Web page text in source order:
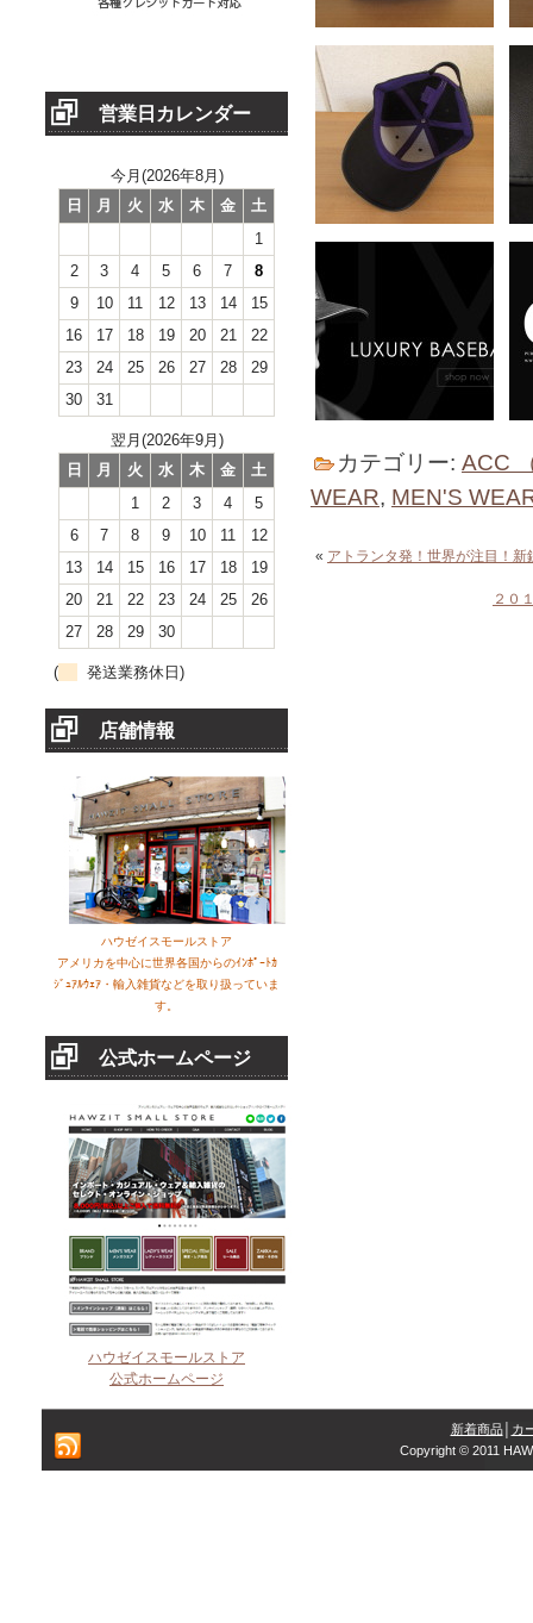
営業日カレンダー
今月(2026年8月)
日
月 火 水 木 金
土
1
2
3 4 5 6 7
8
9
10 11 12 13 14
15
16
17 18 19 20 21
22
23
24 25 26 27 28
29
30
31
翌月(2026年9月)
日
月 火 水 木 金
土
1
2 3 4
5
6
7 8 9 10 11
12
13
14 15 16 17 18
19
20
21 22 23 24 25
26
27
28 29 30
( 発送業務休日)
店舗情報
ハウゼイスモールストア
アメリカを中心に世界各国からのｲﾝﾎﾟｰﾄｶ
ｼﾞｭｱﾙｳｪｱ・輸入雑貨などを取り扱っていま
す。
公式ホームページ
ハウゼイスモールストア
公式ホームページ
カテゴリー: ACC
WEAR, MEN'S
« アトランタ発！世界が注目！
２０
新着商品│
カ
Copyright © 2011